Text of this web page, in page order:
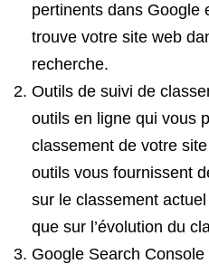
pertinents dans Google
trouve votre site web
recherche.
Outils de suivi de
outils en ligne qui vous
classement de votre
outils vous fournissent
sur le classement
que sur l’évolution du
Google Search Console